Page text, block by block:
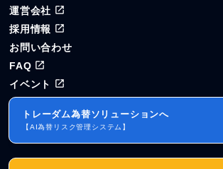
運営会社
採用情報
お問い合わせ
FAQ
イベント
トレーダム為替ソリューションへ
【AI為替リスク管理システム】